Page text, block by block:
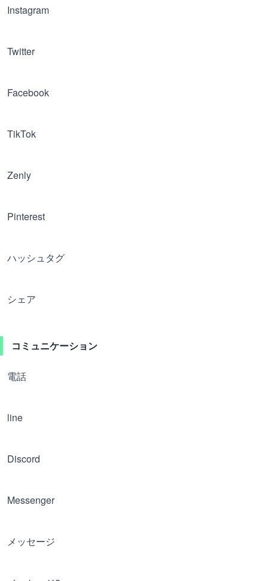
Instagram
Twitter
Facebook
TikTok
Zenly
Pinterest
ハッシュタグ
シェア
コミュニケーション
電話
line
Discord
Messenger
メッセージ